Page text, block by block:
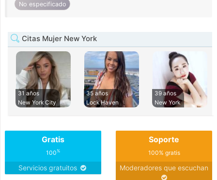
No especificado
Citas Mujer New York
31 años
New York City
35 años
Lock Haven
39 años
New York
Gratis
100%
Servicios gratuitos
Soporte
100% gratis
Moderadores que escuchan